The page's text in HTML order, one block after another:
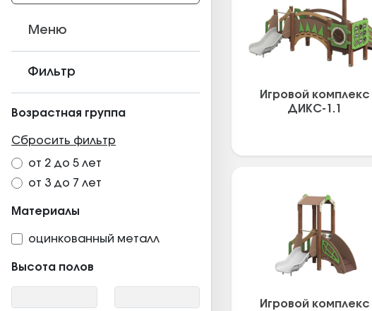
Меню
Фильтр
Возрастная группа
Сбросить фильтр
от 2 до 5 лет
от 3 до 7 лет
Материалы
оцинкованный металл
Высота полов
Игровой комплекс
ДИКС-1.1
Игровой комплекс